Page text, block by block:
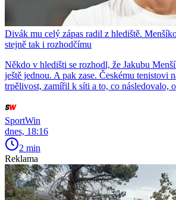
Divák mu celý zápas radil z hlediště.
stejně tak i rozhodčímu
Někdo v hledišti se rozhodl, že Jakubu
ještě jednou. A pak zase. Českému tenistovi
trpělivost, zamířil k síti a to, co následovalo,
SportWin
dnes, 18:16
2 min
Reklama